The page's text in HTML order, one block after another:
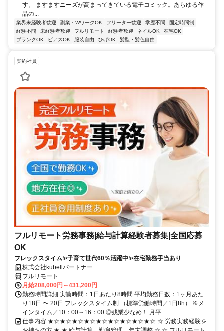
す。 ますますニーズが高まってきている電子コミック。あらゆる作
品の...
業界未経験者歓迎 副業・WワークOK フリーター歓迎 学歴不問
固定時間制
経験不問
未経験者歓迎 フルリモート 経験者歓迎 ネイルOK
在宅OK
ブランクOK
ピアスOK 服装自由 ひげOK 髪型・髪色自由
契約社員
フルリモート労務事務|給与計算経験者募集|全国応募
OK
フレックスタイム✨子育て世代60％活躍中✨在宅勤務手当あり
株式会社kubellパートナー
フルリモート
月給208,000円～431,200円
勤務時間詳細 実働時間：1日あたり8時間 平均勤務日数：1ヶ月あた
り18日 〜 20日 フレックスタイム制 （標準労働時間／1日8h） ※メ
インタイム／10：00～16：00 ◎残業少なめ！ 月平...
仕事内容 ★☆★☆★☆★☆★☆★☆★☆★☆★☆ ☆ 労務実務経験を